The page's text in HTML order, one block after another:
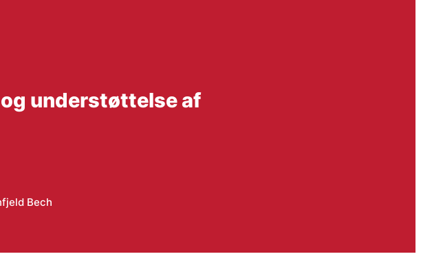
understøttelse af
Bech